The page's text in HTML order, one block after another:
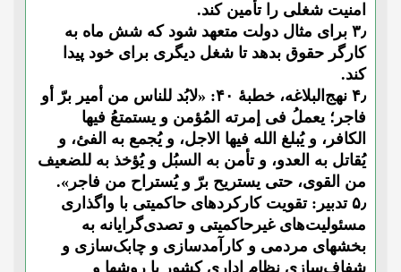
امنیت شغلی را تأمین کند.
۳٫ برای مثال دولت متعهد شود که شش ماه به
کارگر حقوق بدهد تا شغل دیگری برای خود پیدا
کند.
۴٫ نهج‌البلاغه، خطبۀ ۴۰: «لابُد للناس من أمیر برّ أو
فاجر؛ یعملُ فی إمرته المُؤمن و یستمتعُ فیها
الکافر، و یُبلغ الله فیها الاجل، و یُجمع به الفئ، و
یُقاتل به العدو، و تأمن به السبُل و یُؤخذ به للضعیف
من القوی، حتی یستریح برّ و یُستراح من فاجر».
۵٫ تدبیر: تقویت کارکردهای حاکمیتی با واگذاری
مسئولیت‌های غیرحاکمیتی و تصدی‌گرایانه به
بخشهای مردمی و کارآمدسازی و چابک‌سازی و
شفاف‌سازی نظام اداری کشور با روشها و